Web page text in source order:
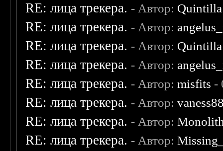
RE: лица трекера. - Автор: Quintilla
RE: лица трекера. - Автор:
RE: лица трекера. - Автор: Quintilla
RE: лица трекера. - Автор:
RE: лица трекера. - Автор:misfits -
RE: лица трекера. - Автор:
RE: лица трекера. - Автор:
RE: лица трекера. - Автор: